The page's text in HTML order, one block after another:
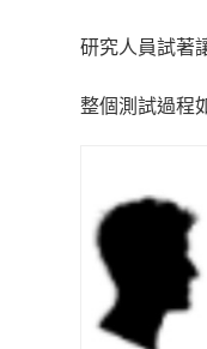
研究人員試著
整個測試過程